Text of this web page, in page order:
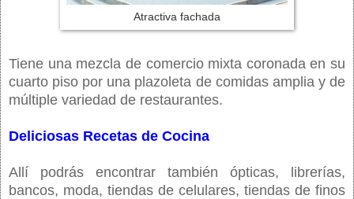
Atractiva fachada
Tiene una mezcla de comercio mixta coronada en su
cuarto piso por una plazoleta de comidas amplia y de
múltiple variedad de restaurantes.
Deliciosas Recetas de Cocina
Allí podrás encontrar también ópticas, librerías,
bancos, moda, tiendas de celulares, tiendas de finos